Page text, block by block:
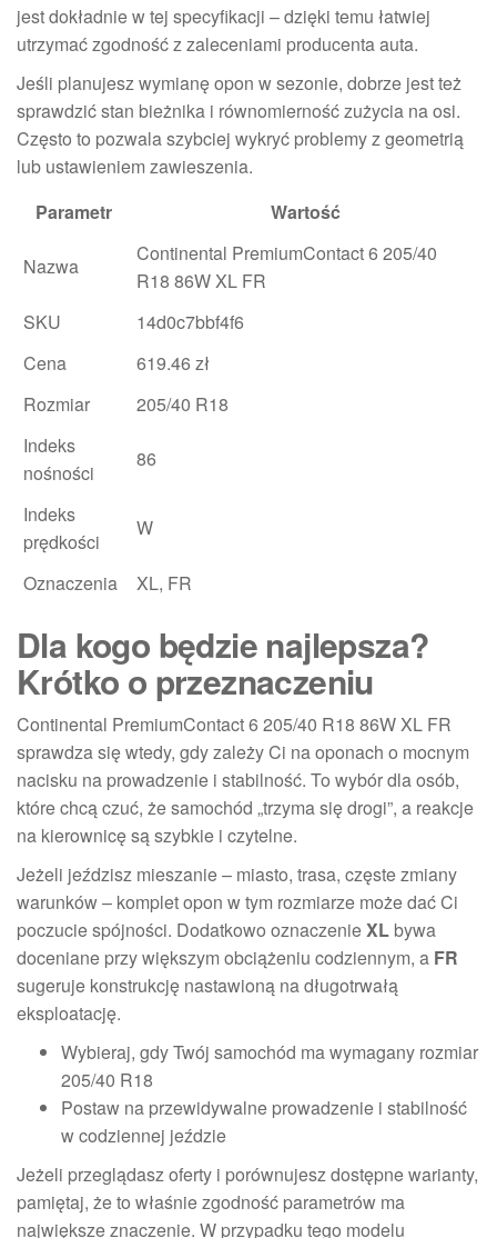
jest dokładnie w tej specyfikacji – dzięki temu łatwiej
utrzymać zgodność z zaleceniami producenta auta.
Jeśli planujesz wymianę opon w sezonie, dobrze jest też
sprawdzić stan bieżnika i równomierność zużycia na osi.
Często to pozwala szybciej wykryć problemy z geometrią
lub ustawieniem zawieszenia.
Parametr
Wartość
Nazwa
Continental PremiumContact 6 205/40
R18 86W XL FR
SKU
14d0c7bbf4f6
Cena
619.46 zł
Rozmiar
205/40 R18
Indeks
nośności
86
Indeks
prędkości
W
Oznaczenia XL, FR
Dla kogo będzie najlepsza?
Krótko o przeznaczeniu
Continental PremiumContact 6 205/40 R18 86W XL FR
sprawdza się wtedy, gdy zależy Ci na oponach o mocnym
nacisku na prowadzenie i stabilność. To wybór dla osób,
które chcą czuć, że samochód „trzyma się drogi”, a reakcje
na kierownicę są szybkie i czytelne.
Jeżeli jeździsz mieszanie – miasto, trasa, częste zmiany
warunków – komplet opon w tym rozmiarze może dać Ci
poczucie spójności. Dodatkowo oznaczenieXL bywa
doceniane przy większym obciążeniu codziennym, a FR
sugeruje konstrukcję nastawioną na długotrwałą
eksploatację.
Wybieraj, gdy Twój samochód ma wymagany rozmiar
205/40 R18
Postaw na przewidywalne prowadzenie i stabilność
w codziennej jeździe
Jeżeli przeglądasz oferty i porównujesz dostępne warianty,
pamiętaj, że to właśnie zgodność parametrów ma
największe znaczenie. W przypadku tego modelu